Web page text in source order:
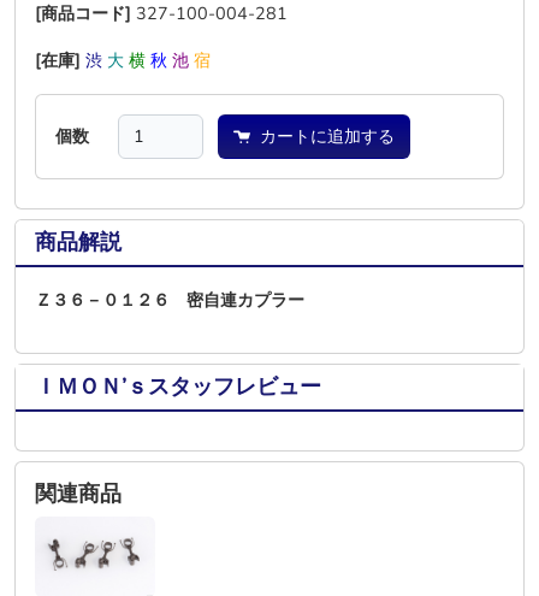
[商品コード] 327-100-004-281
[在庫] 渋 大 横 秋 池 宿
個数 カートに追加する
商品解説
Ｚ３６－０１２６ 密自連カプラー
ＩＭＯＮ’ｓスタッフレビュー
関連商品